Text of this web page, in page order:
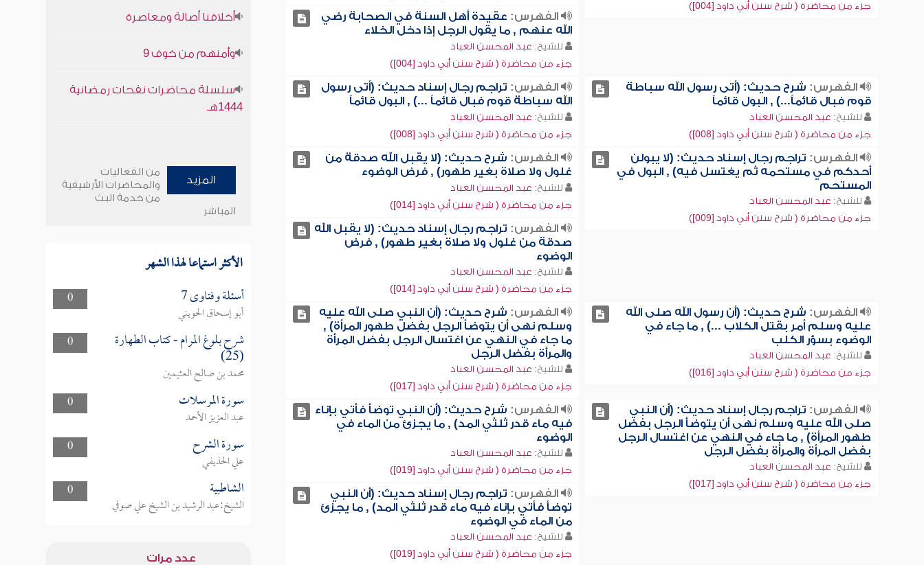
جزء من محاضرة ( شرح سنن أبي داود [004])
الفهرس: عقيدة أهل السنة في الصحابة رضي
الله عنهم , ما يقول الرجل إذا دخل الخلاء
للشيخ: عبد المحسن العباد
جزء من محاضرة ( شرح سنن أبي داود [004])
الفهرس: شرح حديث: (أتى رسول الله سباطة
قوم فبال قائماً...) , البول قائماً
للشيخ: عبد المحسن العباد
جزء من محاضرة ( شرح سنن أبي داود [008])
الفهرس: تراجم رجال إسناد حديث: (أتى رسول
الله سباطة قوم فبال قائماً ...) , البول قائماً
للشيخ: عبد المحسن العباد
جزء من محاضرة ( شرح سنن أبي داود [008])
الفهرس: تراجم رجال إسناد حديث: (لا يبولن
أحدكم في مستحمه ثم يغتسل فيه) , البول في
المستحم
للشيخ: عبد المحسن العباد
جزء من محاضرة ( شرح سنن أبي داود [009])
الفهرس: شرح حديث: (لا يقبل الله صدقة من
غلول ولا صلاة بغير طهور) , فرض الوضوء
للشيخ: عبد المحسن العباد
جزء من محاضرة ( شرح سنن أبي داود [014])
الفهرس: تراجم رجال إسناد حديث: (لا يقبل الله
صدقة من غلول ولا صلاة بغير طهور) , فرض
الوضوء
للشيخ: عبد المحسن العباد
جزء من محاضرة ( شرح سنن أبي داود [014])
الفهرس: شرح حديث: (أن رسول الله صلى الله
عليه وسلم أمر بقتل الكلاب ...) , ما جاء في
الوضوء بسؤر الكلب
للشيخ: عبد المحسن العباد
جزء من محاضرة ( شرح سنن أبي داود [016])
الفهرس: شرح حديث: (أن النبي صلى الله عليه
وسلم نهى أن يتوضأ الرجل بفضل طهور المرأة) ,
ما جاء في النهي عن اغتسال الرجل بفضل المرأة
والمرأة بفضل الرجل
للشيخ: عبد المحسن العباد
جزء من محاضرة ( شرح سنن أبي داود [017])
الفهرس: تراجم رجال إسناد حديث: (أن النبي
صلى الله عليه وسلم نهى أن يتوضأ الرجل بفضل
طهور المرأة) , ما جاء في النهي عن اغتسال الرجل
بفضل المرأة والمرأة بفضل الرجل
للشيخ: عبد المحسن العباد
جزء من محاضرة ( شرح سنن أبي داود [017])
الفهرس: شرح حديث: (أن النبي توضأ فأتي بإناء
فيه ماء قدر ثلثي المد) , ما يجزئ من الماء في
الوضوء
للشيخ: عبد المحسن العباد
جزء من محاضرة ( شرح سنن أبي داود [019])
الفهرس: تراجم رجال إسناد حديث: (أن النبي
توضأ فأتي بإناء فيه ماء قدر ثلثي المد) , ما يجزئ
من الماء في الوضوء
للشيخ: عبد المحسن العباد
جزء من محاضرة ( شرح سنن أبي داود [019])
أخلاقنا أصالة ومعاصرة
وأمنهم من خوف 9
سلسلة محاضرات نفحات رمضانية
1444هـ
المزيد
من الفعاليات
والمحاضرات الأرشيفية
من خدمة البث
المباشر
الأكثر استماعا لهذا الشهر
0 أسئلة وفتاوى 7
أبو إسحاق الحويني
0
شرح بلوغ المرام - كتاب الطهارة
(25)
محمد بن صالح العثيمين
0
سورة المرسلات
عبد العزيز الأحمد
0
سورة الشرح
علي الحذيفي
0
الشاطبية
الشيخ:عبد الرشيد بن الشيخ علي صوفي
عدد مرات